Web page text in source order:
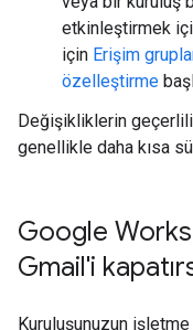
etkinleştirmek
için Erişim
özelleştirme
Değişikliklerin
genellikle daha kısa
Google
Gmail'i
Kuruluşunuzun